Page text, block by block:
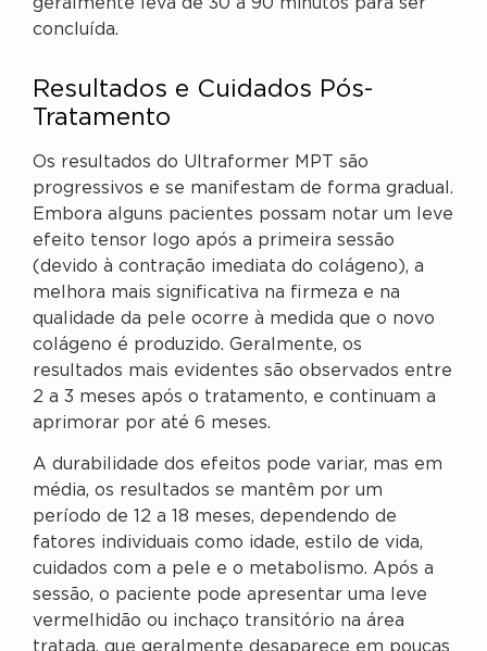
geralmente leva de 30 a 90 minutos para ser
concluída.
Resultados e Cuidados Pós-
Tratamento
Os resultados do Ultraformer MPT são
progressivos e se manifestam de forma gradual.
Embora alguns pacientes possam notar um leve
efeito tensor logo após a primeira sessão
(devido à contração imediata do colágeno), a
melhora mais significativa na firmeza e na
qualidade da pele ocorre à medida que o novo
colágeno é produzido. Geralmente, os
resultados mais evidentes são observados entre
2 a 3 meses após o tratamento, e continuam a
aprimorar por até 6 meses.
A durabilidade dos efeitos pode variar, mas em
média, os resultados se mantêm por um
período de 12 a 18 meses, dependendo de
fatores individuais como idade, estilo de vida,
cuidados com a pele e o metabolismo. Após a
sessão, o paciente pode apresentar uma leve
vermelhidão ou inchaço transitório na área
tratada, que geralmente desaparece em poucas